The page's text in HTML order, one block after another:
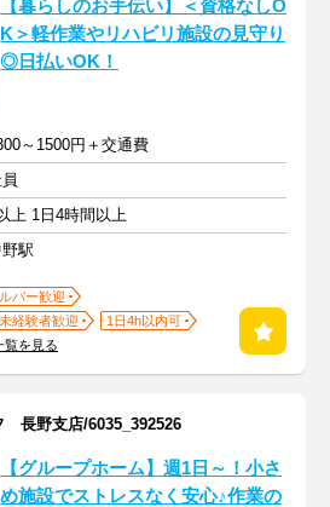
【暮らしのお手伝い】＜資格なしO
K＞軽作業やリハビリ施設の見守り
◎日払いOK！
～1500円＋交通費
上 1日4時間以上
駅
バー歓迎
未経験者歓迎
1日4h以内可
覧を見る
長野支店/6035_392526
【グループホーム】週1日～！小さ
め施設でストレスなく安心♪作業の